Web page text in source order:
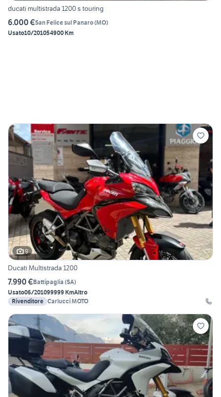
ducati multistrada 1200 s touring
6.000 €San Felice sul Panaro(MO)
Usato10/201054900 Km
9
Ducati Multistrada 1200
7.990 €Battipaglia (SA)
Usato06/201099999 KmAltro
Rivenditore Carlucci MOTO